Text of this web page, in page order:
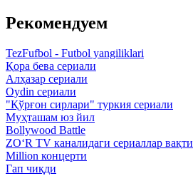
Рекомендуем
TezFufbol - Futbol yangiliklari
Қора бева сериали
Алҳазар сериали
Oydin сериали
"Қўрғон сирлари" туркия сериали
Муҳташам юз йил
Bollywood Battle
ZO‘R TV каналидаги сериаллар вақти
Million концерти
Гап чиқди